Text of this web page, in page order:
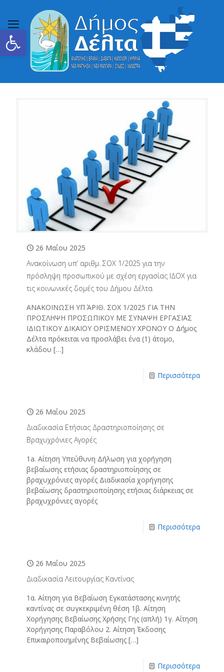
Ανοίξτε τη γραμμή εργαλείων
26 Μαΐου 2025
Ανακοίνωση υπ’ αριθμ. ΣΟΧ 1/2025 για την
πρόσληψη προσωπικού με σχέση εργασίας ΙΔΟΧ για
τις κοινωνικές δομές του Δήμου Δέλτα
ΑΝΑΚΟΙΝΩΣΗ ΥΠ ΆΡΙΘ. ΣΟΧ 1/2025 ΓΙΑ ΤΗΝ
ΠΡΟΣΛΗΨΗ ΠΡΟΣΩΠΙΚΟΥ ΜΕ ΣΥΝΑΨΗ ΕΡΓΑΣΙΑΣ
ΙΔΙΩΤΙΚΟΥ ΔΙΚΑΙΟΥ ΟΡΙΣΜΕΝΟΥ ΧΡΟΝΟΥ Ο Δήμος
Δέλτα πρόκειται να προσλάβει ένα (1) άτομο,
κλάδου […]
Περισσότερα
26 Μαΐου 2025
Διαδικασία Ετήσιας Δραστηριοποίησης σε
Βραχυχρόνιες Αγορές
1a. Αίτηση Υπεύθυνη Δήλωση για χορήγηση
βεβαίωσης ετήσιας δραστηριοποίησης σε
βραχυχρόνιες αγορές Διαδικασία χορήγησης
βεβαίωσης δραστηριοποίησης ετήσιας διάρκειας σε
βραχυχρόνιες αγορές
Περισσότερα
26 Μαΐου 2025
Διαδικασία Λειτουργίας Καντίνας
1α. Αίτηση για Βεβαίωση Εγκατάστασης κινητής
καντίνας σε συγκεκριμένη θέση 1β. Αίτηση
Χορήγησης Βεβαίωσης Χρήσης Γης (απλή) 1γ. Αίτηση
Χορήγησης Παραβόλου 2. Αίτηση Έκδοσης
Επικαιροποιημένης Βεβαίωσης […]
Περισσότερα